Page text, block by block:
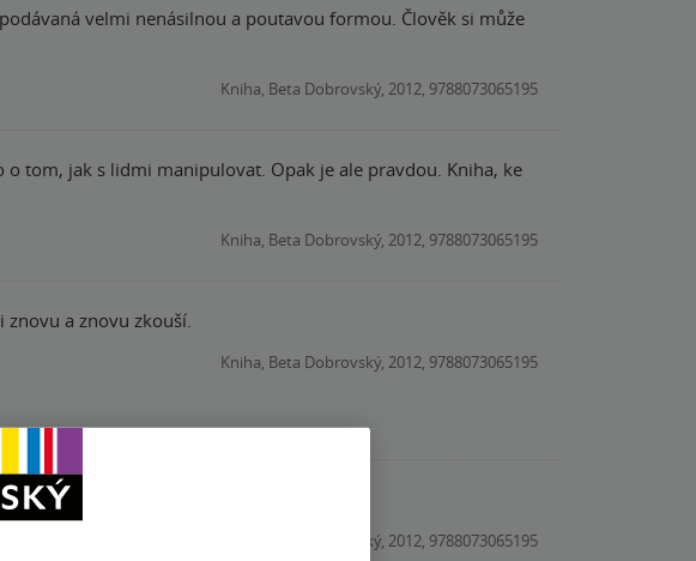
velmi nenásilnou a poutavou formou. Člověk si může
Kniha, Beta Dobrovský, 2012, 9788073065195
o tom, jak s lidmi manipulovat. Opak je ale pravdou. Kniha, ke
Kniha, Beta Dobrovský, 2012, 9788073065195
a znovu zkouší.
Kniha, Beta Dobrovský, 2012, 9788073065195
Kniha, Beta Dobrovský, 2012, 9788073065195